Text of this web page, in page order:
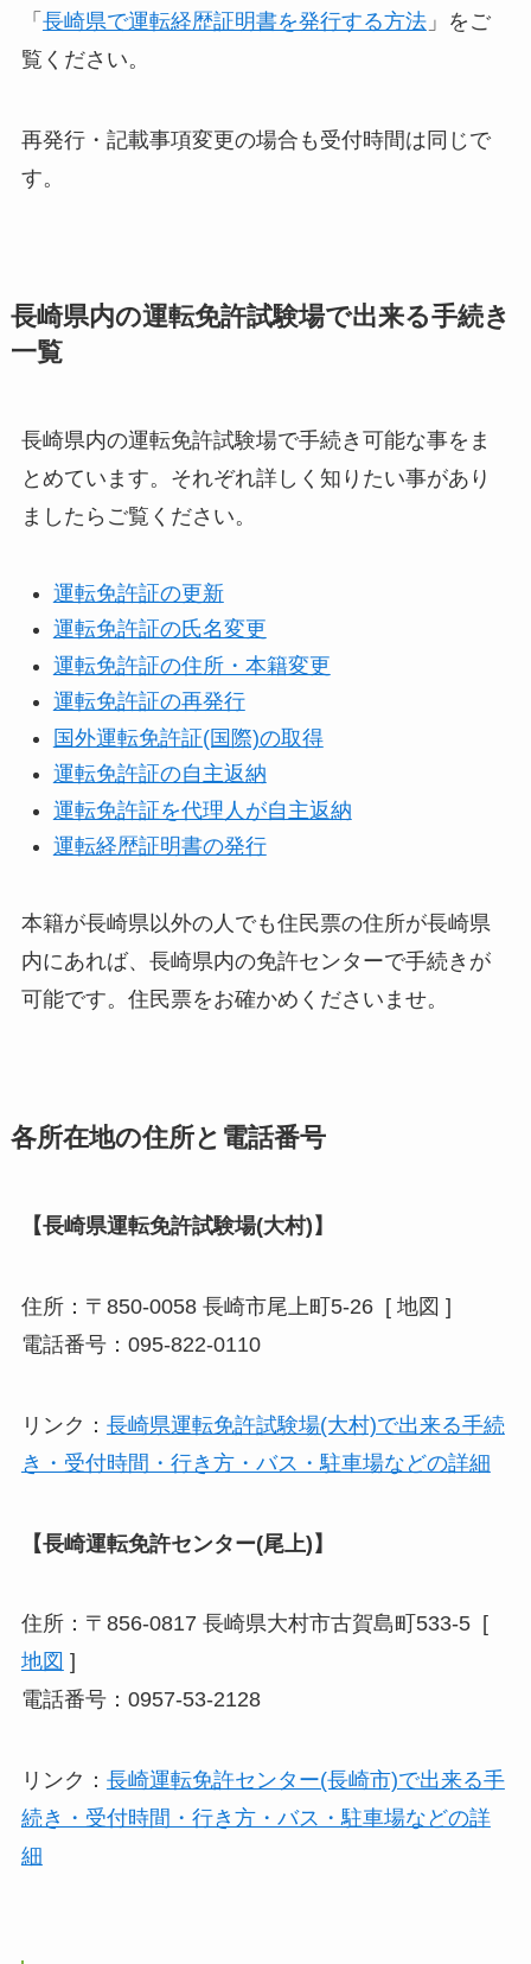
「 長崎県で運転経歴証明書を発行する方法」をご
覧ください。
再発行・記載事項変更の場合も受付時間は同じで
す。
長崎県内の運転免許試験場で出来る手続き
一覧
長崎県内の運転免許試験場で手続き可能な事をま
とめています。それぞれ詳しく知りたい事があり
ましたらご覧ください。
運転免許証の更新
運転免許証の氏名変更
運転免許証の住所・本籍変更
運転免許証の再発行
国外運転免許証(国際)の取得
運転免許証の自主返納
運転免許証を代理人が自主返納
運転経歴証明書の発行
本籍が長崎県以外の人でも住民票の住所が長崎県
内にあれば、長崎県内の免許センターで手続きが
可能です。住民票をお確かめくださいませ。
各所在地の住所と電話番号
【長崎県運転免許試験場(大村)】
住所：〒850-0058 長崎市尾上町5-26 [ 地図 ]
電話番号：095-822-0110
リンク： 長崎県運転免許試験場(大村)で出来る手続
き・受付時間・行き方・バス・駐車場などの詳細
【長崎運転免許センター(尾上)】
住所：〒856-0817 長崎県大村市古賀島町533-5 [
地図 ]
電話番号：0957-53-2128
リンク： 長崎運転免許センター(長崎市)で出来る手
続き・受付時間・行き方・バス・駐車場などの詳
細